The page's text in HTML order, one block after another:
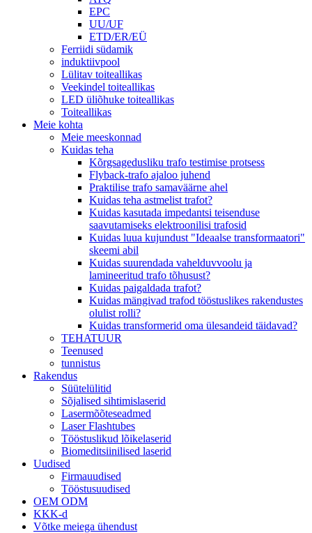
EPC
UU/UF
ETD/ER/EÜ
Ferriidi südamik
induktiivpool
Lülitav toiteallikas
Veekindel toiteallikas
LED üliõhuke toiteallikas
Toiteallikas
Meie kohta
Meie meeskonnad
Kuidas teha
Kõrgsagedusliku trafo testimise protsess
Flyback-trafo ajaloo juhend
Praktilise trafo samaväärne ahel
Kuidas teha astmelist trafot?
Kuidas kasutada impedantsi teisenduse
saavutamiseks elektroonilisi trafosid
Kuidas luua kujundust "Ideaalse transformaatori"
skeemi abil
Kuidas suurendada vahelduvvoolu ja
lamineeritud trafo tõhusust?
Kuidas paigaldada trafot?
Kuidas mängivad trafod tööstuslikes rakendustes
olulist rolli?
Kuidas transformerid oma ülesandeid täidavad?
TEHATUUR
Teenused
tunnistus
Rakendus
Süütelülitid
Sõjalised sihtimislaserid
Lasermõõteseadmed
Laser Flashtubes
Tööstuslikud lõikelaserid
Biomeditsiinilised laserid
Uudised
Firmauudised
Tööstusuudised
OEM ODM
KKK-d
Võtke meiega ühendust